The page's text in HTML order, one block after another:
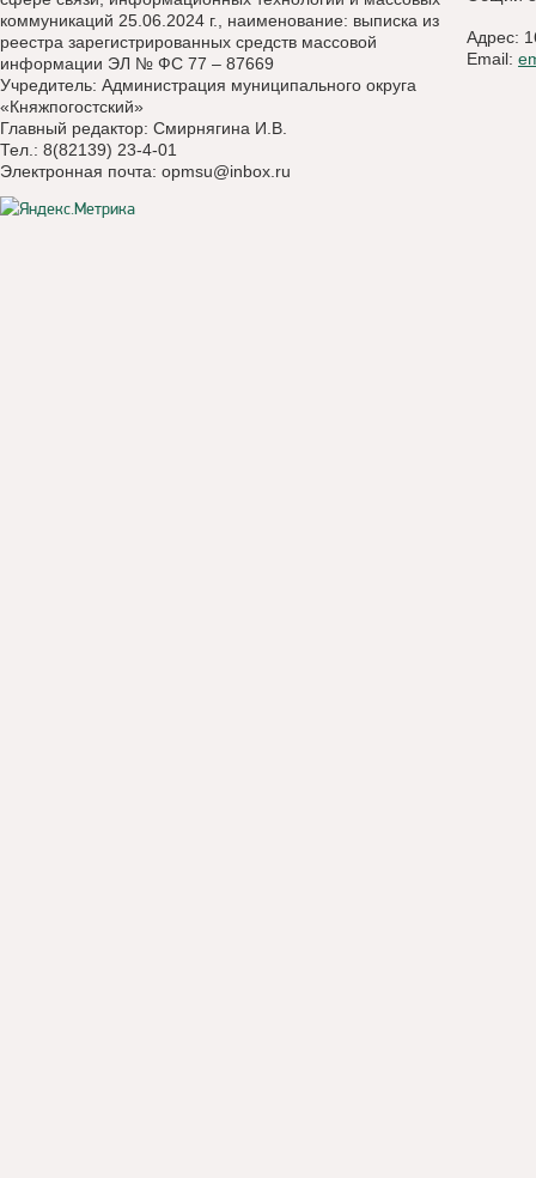
коммуникаций 25.06.2024 г., наименование: выписка из
реестра зарегистрированных средств массовой
информации ЭЛ № ФС 77 – 87669
Учредитель: Администрация муниципального округа
«Княжпогостский»
Главный редактор: Смирнягина И.В.
Тел.: 8(82139) 23-4-01
Электронная почта: opmsu@inbox.ru
Адрес:
Email: